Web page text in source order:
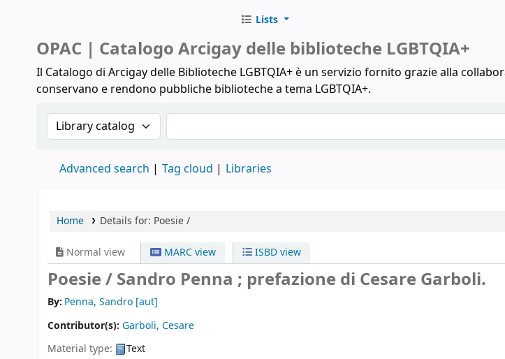
Biblioteche Arcigay
Lists
OPAC | Catalogo Arcigay delle biblioteche LGBTQIA+
Il Catalogo di Arcigay delle Biblioteche LGBTQIA+ è un servizio fornito grazie alla
conservano e rendono pubbliche biblioteche a tema LGBTQIA+.
Search the catalog by:Search the catalog
Advanced search Tag cloud Libraries
Home Details for: Poesie /
Normal view MARC view ISBD view
Poesie /Sandro Penna ; prefazione di Cesare Garboli.
By: Penna, Sandro [aut]
Contributor(s): Garboli, Cesare
Material type:
Text